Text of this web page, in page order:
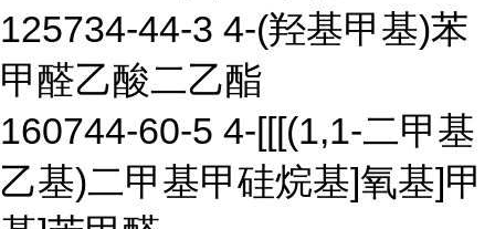
125734-44-3 4-(羟基甲基)苯
甲醛乙酸二乙酯
160744-60-5 4-[[[(1,1-二甲基
乙基)二甲基甲硅烷基]氧基]甲